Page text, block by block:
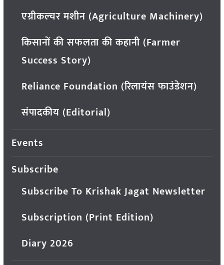
एग्रीकल्चर मशीन (Agriculture Machinery)
किसानों की सफलता की कहानी (Farmer
Success Story)
Reliance Foundation (रिलायंस फाउंडेशन)
संपादकीय (Editorial)
Events
Subscribe
Subscribe To Krishak Jagat Newsletter
Subscription (Print Edition)
Diary 2026